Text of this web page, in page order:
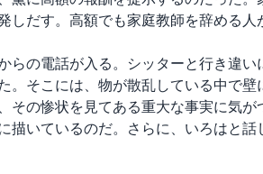
しだす。高額でも家庭教師を辞める人
らの電話が入る。シッターと行き違い
。そこには、物が散乱している中で
その惨状を見てある重大な事実に気
描いているのだ。さらに、いろはと